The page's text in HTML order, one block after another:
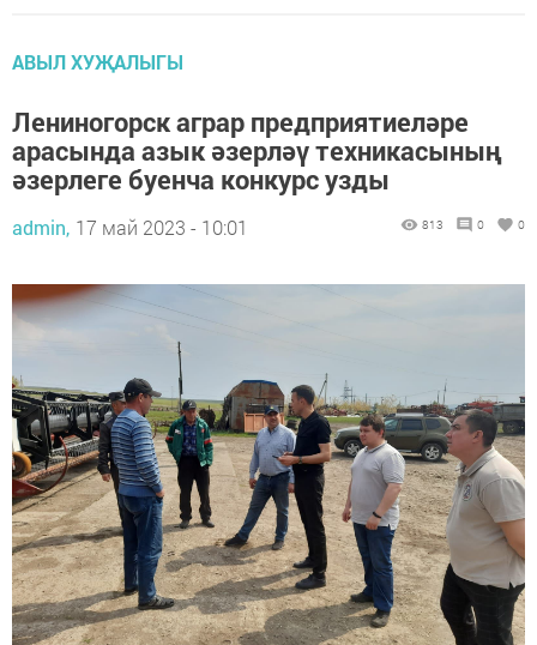
АВЫЛ ХУҖАЛЫГЫ
Лениногорск аграр предприятиеләре
арасында азык әзерләү техникасының
әзерлеге буенча конкурс узды
admin, 17 май 2023 - 10:01 813 0 0